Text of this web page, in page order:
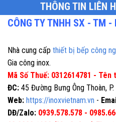
THÔNG TIN LIÊN
CÔNG TY TNHH SX - TM -
Nhà cung cấp thiết bị bếp công
Gia công inox.
Mã Số Thuế: 0312614781 -
ĐC: 45 Đường Bưng Ông Thoàn,
Web: https://inoxvietnam.vn -
DĐ/Zalo: 0939.578.578 -